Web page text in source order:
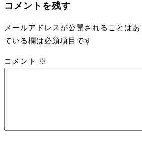
ゲ
ー
シ
ョ
ン
コメントを残す
メールアドレスが公開されることはあ
ている欄は必須項目です
コメント ※